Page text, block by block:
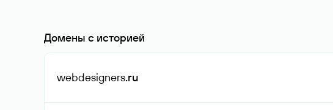
Домены с историей
webdesigners.ru